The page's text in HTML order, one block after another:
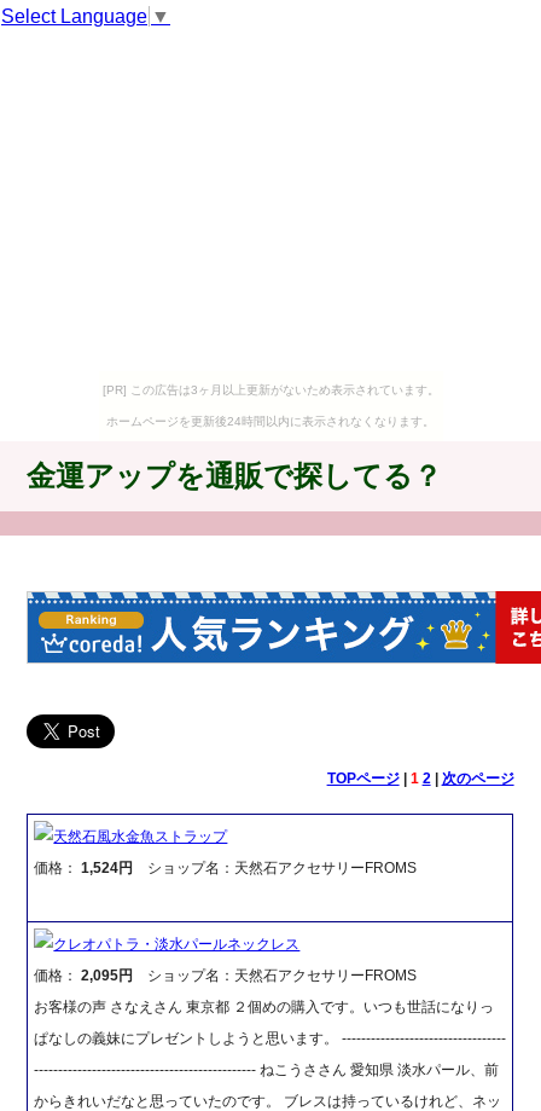
Select Language ▼
[PR] この広告は3ヶ月以上更新がないため表示されています。
ホームページを更新後24時間以内に表示されなくなります。
金運アップを通販で探してる？
TOPページ| 1 2| 次のページ
天然石風水金魚ストラップ
価格：1,524円 ショップ名：天然石アクセサリーFROMS
クレオパトラ・淡水パールネックレス
価格：2,095円
ショップ名：天然石アクセサリーFROMS
お客様の声 さなえさん 東京都 ２個めの購入です。いつも世話になりっ
ぱなしの義妹にプレゼントしようと思います。 ----------------------------------
---------------------------------------------- ねこうささん 愛知県 淡水パール、前
からきれいだなと思っていたのです。 ブレスは持っているけれど、ネッ